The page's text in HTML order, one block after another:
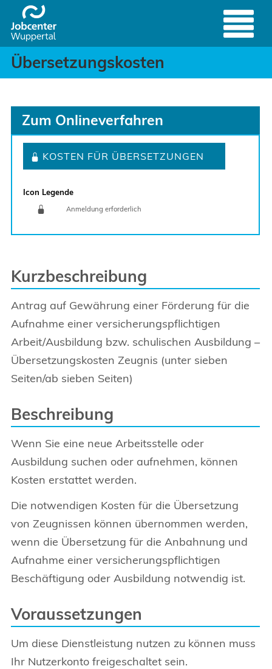
Zum Hauptinhalt springen
Übersetzungskosten -
Header
Übersetzungskosten
Zum Onlineverfahren
KOSTEN FÜR ÜBERSETZUNGEN
Icon Legende
Anmeldung erforderlich
Kurzbeschreibung
Antrag auf Gewährung einer Förderung für die
Aufnahme einer versicherungspflichtigen
Arbeit/Ausbildung bzw. schulischen Ausbildung –
Übersetzungskosten Zeugnis (unter sieben
Seiten/ab sieben Seiten)
Beschreibung
Wenn Sie eine neue Arbeitsstelle oder
Ausbildung suchen oder aufnehmen, können
Kosten erstattet werden.
Die notwendigen Kosten für die Übersetzung
von Zeugnissen können übernommen werden,
wenn die Übersetzung für die Anbahnung und
Aufnahme einer versicherungspflichtigen
Beschäftigung oder Ausbildung notwendig ist.
Voraussetzungen
Um diese Dienstleistung nutzen zu können muss
Ihr Nutzerkonto freigeschaltet sein.